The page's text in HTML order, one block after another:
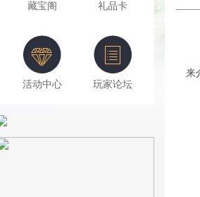
藏宝阁 礼品卡
活动中心 玩家论坛
来